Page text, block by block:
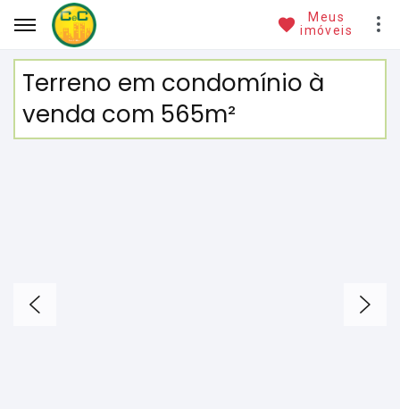
Meus
imóveis
Terreno em condomínio à
venda com 565m²